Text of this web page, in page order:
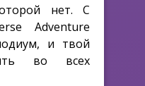
нет. С
Adventure
и твой
во всех